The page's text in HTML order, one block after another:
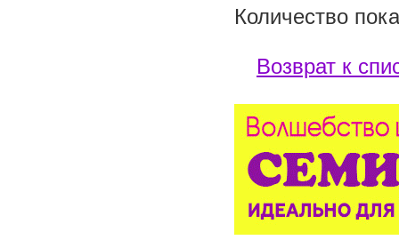
Количество
Возврат к